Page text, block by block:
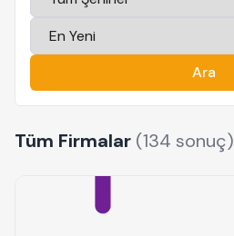
Ara
Tüm Firmalar (134 sonuç)